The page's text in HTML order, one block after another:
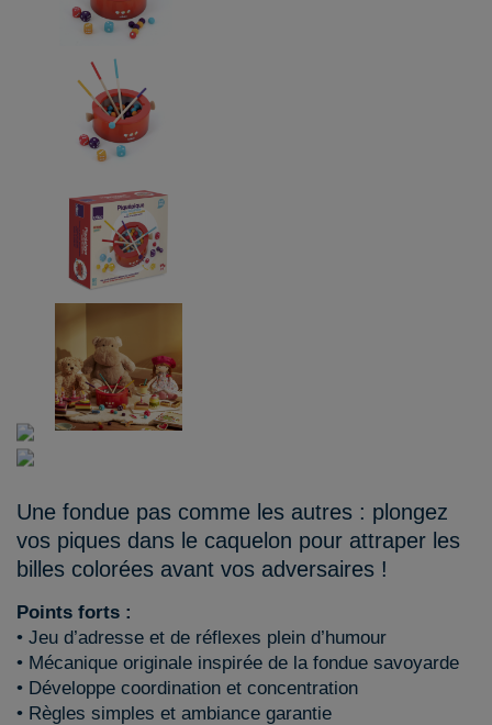
Une fondue pas comme les autres : plongez
vos piques dans le caquelon pour attraper les
billes colorées avant vos adversaires !
Points forts :
• Jeu d’adresse et de réflexes plein d’humour
• Mécanique originale inspirée de la fondue savoyarde
• Développe coordination et concentration
• Règles simples et ambiance garantie